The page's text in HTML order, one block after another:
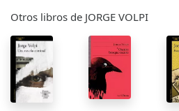
Otros libros de JORGE VOLPI